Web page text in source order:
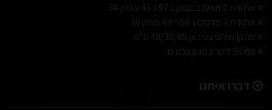
ארגונית 2 תאים במבוק ג 97 ר 45 עומק 34
ארגונית 3 מדפים ג 59 ר 69 עומק 30
מתקן מולטי במבוק 40/30/95 ס"מ
פח 50 ליטר במגוון צבעים
דברו איתנו